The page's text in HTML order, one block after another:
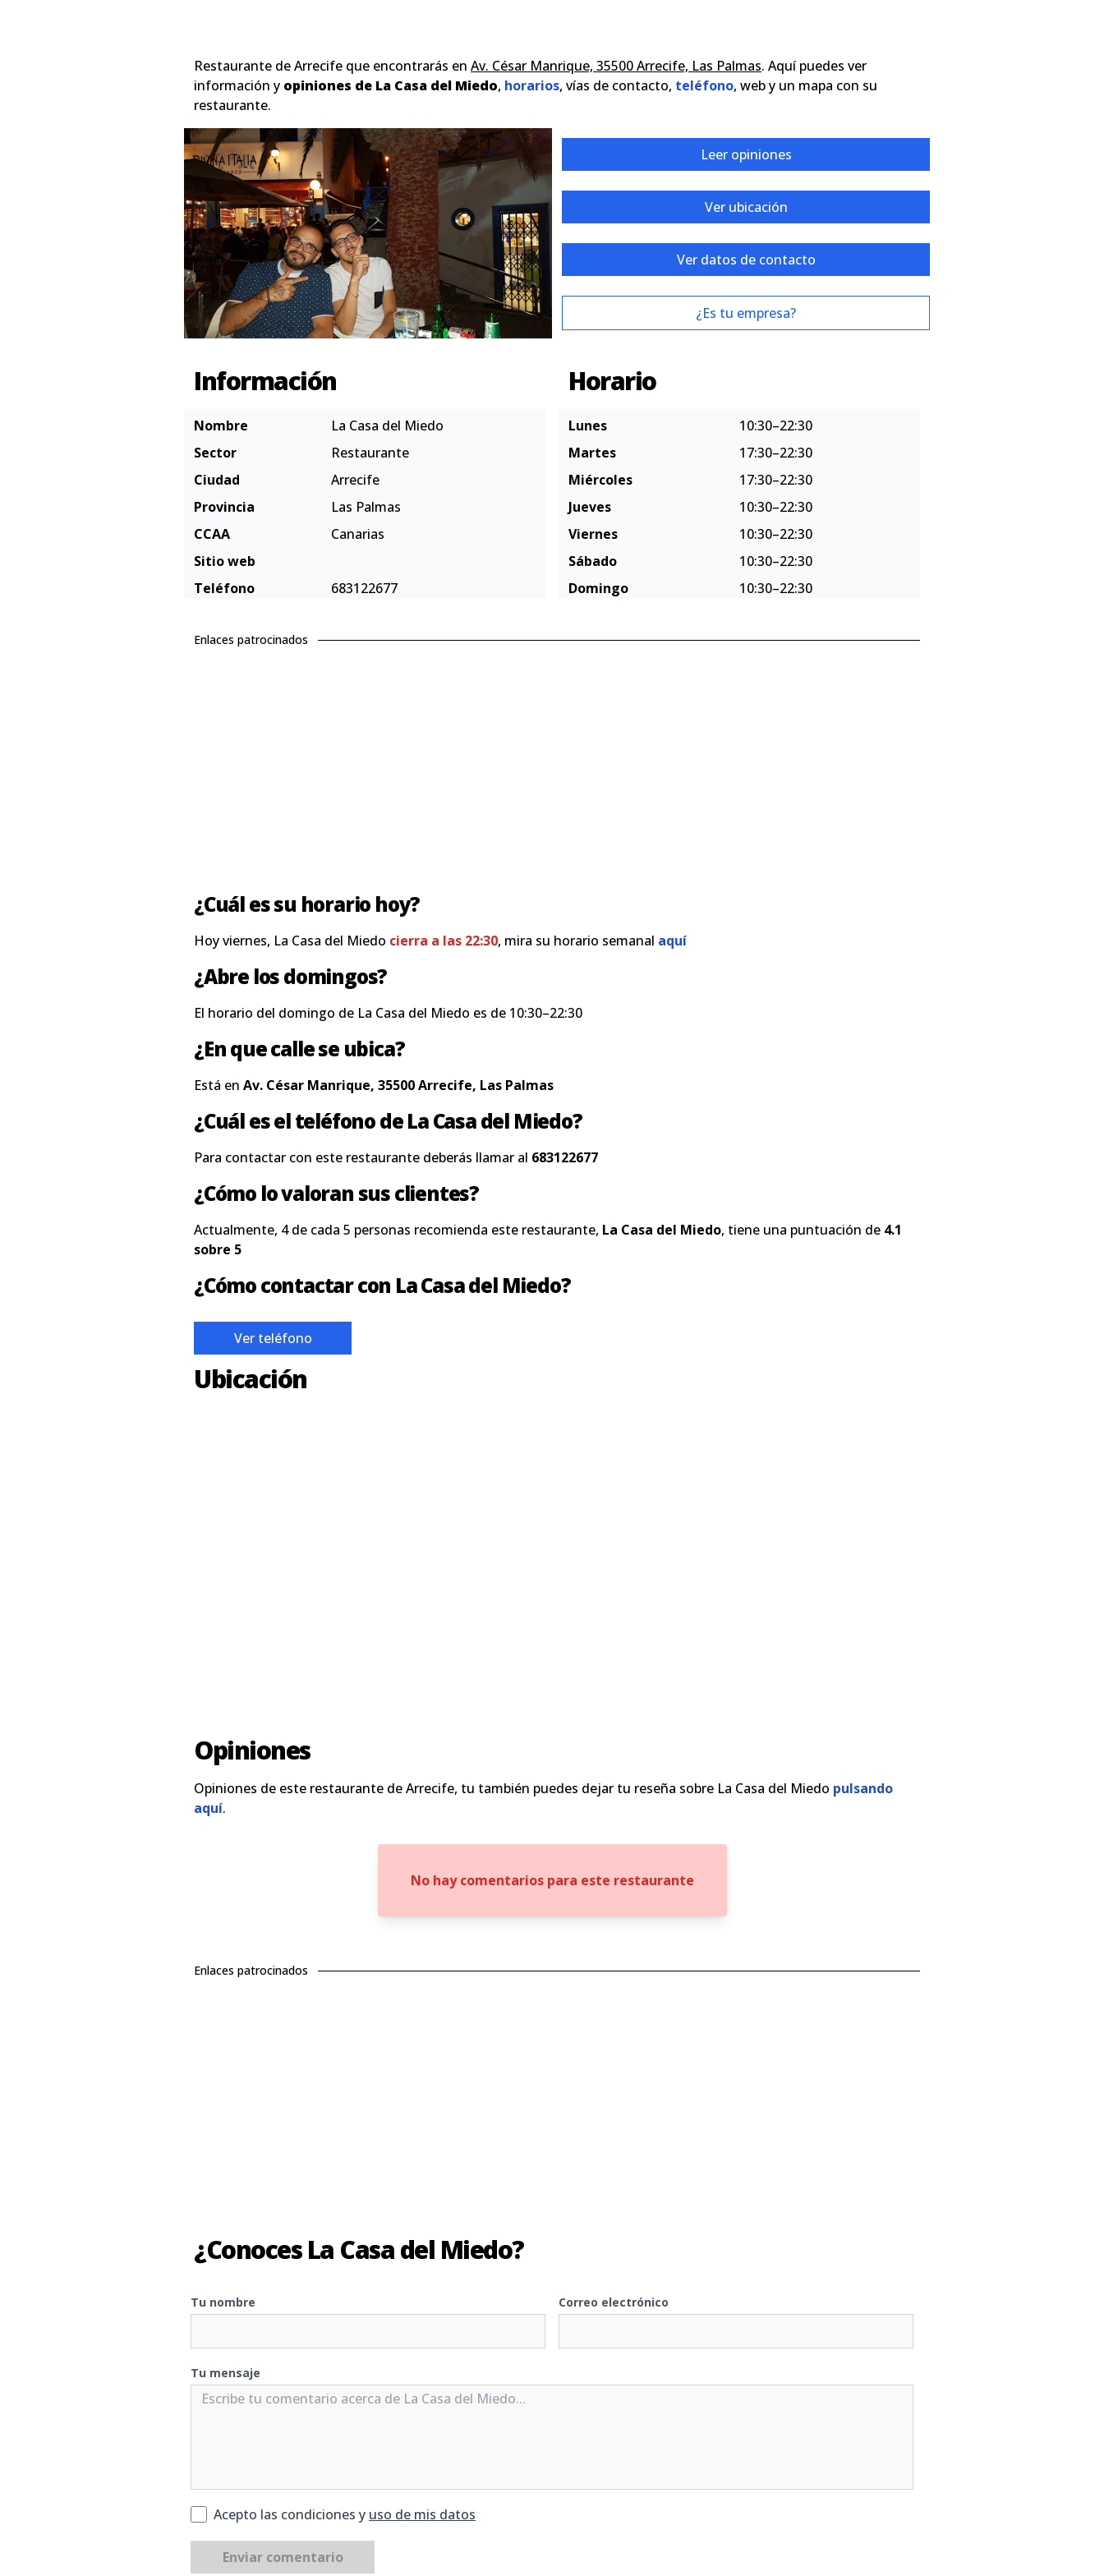
Restaurante de Arrecife que encontrarás en Av. César Manrique, 35500 Arrecife, Las Palmas. Aquí puedes ver
información y opiniones de La Casa del Miedo, horarios, vías de contacto, teléfono, web y un mapa con su
restaurante.
Leer opiniones
Ver ubicación
Ver datos de contacto
¿Es tu empresa?
Información
Nombre
La Casa del Miedo
Sector
Restaurante
Ciudad
Arrecife
Provincia
Las Palmas
CCAA
Canarias
Sitio web
Teléfono
683122677
Horario
Lunes
10:30–22:30
Martes
17:30–22:30
Miércoles
17:30–22:30
Jueves
10:30–22:30
Viernes
10:30–22:30
Sábado
10:30–22:30
Domingo
10:30–22:30
Enlaces patrocinados
¿Cuál es su horario hoy?
Hoy viernes, La Casa del Miedo cierra a las 22:30, mira su horario semanal aquí
¿Abre los domingos?
El horario del domingo de La Casa del Miedo es de 10:30–22:30
¿En que calle se ubica?
Está en Av. César Manrique, 35500 Arrecife, Las Palmas
¿Cuál es el teléfono de La Casa del Miedo?
Para contactar con este restaurante deberás llamar al 683122677
¿Cómo lo valoran sus clientes?
Actualmente, 4 de cada 5 personas recomienda este restaurante, La Casa del Miedo, tiene una puntuación de 4.1
sobre 5
¿Cómo contactar con La Casa del Miedo?
Ver teléfono
Ubicación
Opiniones
Opiniones de este restaurante de Arrecife, tu también puedes dejar tu reseña sobre La Casa del Miedo pulsando
aquí.
No hay comentarios para este restaurante
Enlaces patrocinados
¿Conoces La Casa del Miedo?
Tu nombre Correo electrónico
Tu mensaje
Acepto las condiciones y uso de mis datos
Enviar comentario